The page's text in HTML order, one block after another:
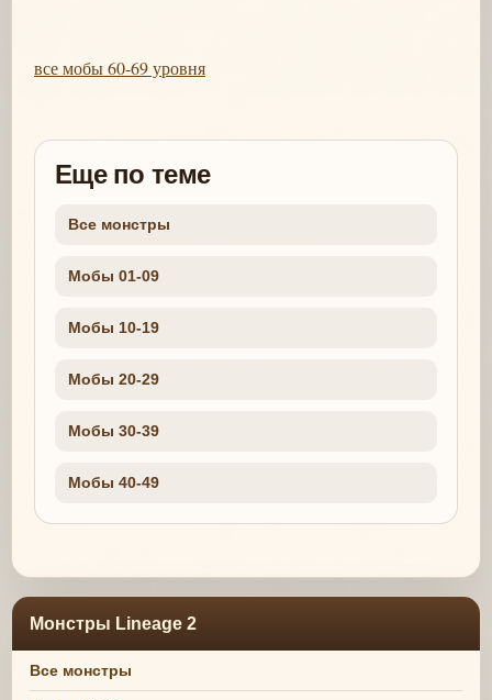
все мобы 60-69 уровня
Еще по теме
Все монстры
Мобы 01-09
Мобы 10-19
Мобы 20-29
Мобы 30-39
Мобы 40-49
Монстры Lineage 2
Все монстры